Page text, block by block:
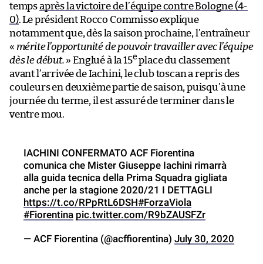
tempsaprès la victoire de l’équipe contre Bologne (4-
0). Le président Rocco Commisso explique
notamment que, dès la saison prochaine, l’entraîneur
« mérite l’opportunité de pouvoir travailler avec l’équipe
dès le début. » Englué à la 15e place du classement
avant l’arrivée de Iachini, le club toscan a repris des
couleurs en deuxième partie de saison, puisqu’à une
journée du terme, il est assuré de terminer dans le
ventre mou.
IACHINI CONFERMATO ACF Fiorentina
comunica che Mister Giuseppe Iachini rimarrà
alla guida tecnica della Prima Squadra gigliata
anche per la stagione 2020/21 I DETTAGLI
https://t.co/RPpRtL6DSH#ForzaViola
#Fiorentina pic.twitter.com/R9bZAUSFZr
— ACF Fiorentina (@acffiorentina) July 30, 2020